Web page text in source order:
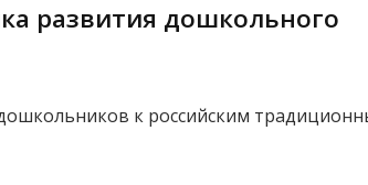
развития дошкольного
к российским